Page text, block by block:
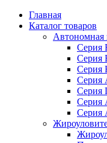
Главная
Каталог товаров
Автономная
Серия
Серия
Серия
Серия
Серия
Серия
Серия